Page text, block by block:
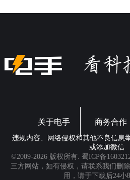
关于电手 商务合作
违规内容、网络侵权和其他不良信息
或添加微信
©2009-2026 版权所有. 蜀ICP备
三方网站，如有侵权，请联系我们删
用，请于下载后24小